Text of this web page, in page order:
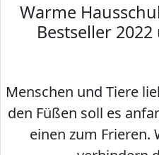
Warme
Bestseller
Menschen und Tiere
den Füßen soll es
einen zum Frieren.